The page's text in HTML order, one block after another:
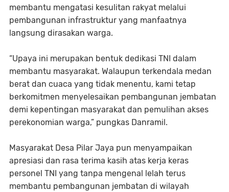
membantu mengatasi kesulitan rakyat melalui
pembangunan infrastruktur yang manfaatnya
langsung dirasakan warga.
“Upaya ini merupakan bentuk dedikasi TNI dalam
membantu masyarakat. Walaupun terkendala medan
berat dan cuaca yang tidak menentu, kami tetap
berkomitmen menyelesaikan pembangunan jembatan
demi kepentingan masyarakat dan pemulihan akses
perekonomian warga,” pungkas Danramil.
Masyarakat Desa Pilar Jaya pun menyampaikan
apresiasi dan rasa terima kasih atas kerja keras
personel TNI yang tanpa mengenal lelah terus
membantu pembangunan jembatan di wilayah